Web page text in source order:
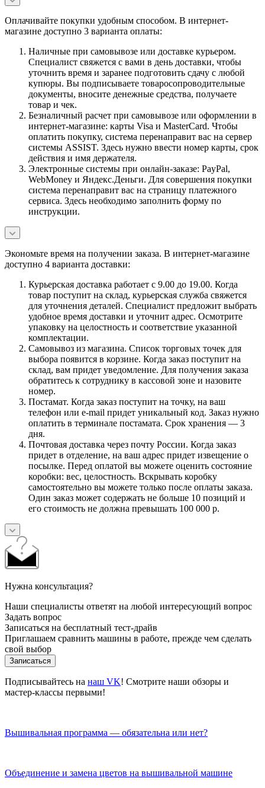
Оплачивайте покупки удобным способом. В интернет-
магазине доступно 3 варианта оплаты:
Наличные при самовывозе или доставке курьером.
Специалист свяжется с вами в день доставки, чтобы
уточнить время и заранее подготовить сдачу с любой
купюры. Вы подписываете товаросопроводительные
документы, вносите денежные средства, получаете
товар и чек.
Безналичный расчет при самовывозе или оформлении в
интернет-магазине: карты Visa и MasterCard. Чтобы
оплатить покупку, система перенаправит вас на сервер
системы ASSIST. Здесь нужно ввести номер карты, срок
действия и имя держателя.
Электронные системы при онлайн-заказе: PayPal,
WebMoney и Яндекс.Деньги. Для совершения покупки
система перенаправит вас на страницу платежного
сервиса. Здесь необходимо заполнить форму по
инструкции.
Экономьте время на получении заказа. В интернет-магазине
доступно 4 варианта доставки:
Курьерская доставка работает с 9.00 до 19.00. Когда
товар поступит на склад, курьерская служба свяжется
для уточнения деталей. Специалист предложит выбрать
удобное время доставки и уточнит адрес. Осмотрите
упаковку на целостность и соответствие указанной
комплектации.
Самовывоз из магазина. Список торговых точек для
выбора появится в корзине. Когда заказ поступит на
склад, вам придет уведомление. Для получения заказа
обратитесь к сотруднику в кассовой зоне и назовите
номер.
Постамат. Когда заказ поступит на точку, на ваш
телефон или e-mail придет уникальный код. Заказ нужно
оплатить в терминале постамата. Срок хранения — 3
дня.
Почтовая доставка через почту России. Когда заказ
придет в отделение, на ваш адрес придет извещение о
посылке. Перед оплатой вы можете оценить состояние
коробки: вес, целостность. Вскрывать коробку
самостоятельно вы можете только после оплаты заказа.
Один заказ может содержать не больше 10 позиций и
его стоимость не должна превышать 100 000 р.
Нужна консультация?
Наши специалисты ответят на любой интересующий вопрос
Задать вопрос
Записаться на бесплатный тест-драйв
Приглашаем сравнить машины в работе, прежде чем сделать
свой выбор
Записаться
Подписывайтесь на наш VK! Смотрите наши обзоры и
мастер-классы первыми!
Вышивальная программа — обязательна или нет?
Объединение и замена цветов на вышивальной машине